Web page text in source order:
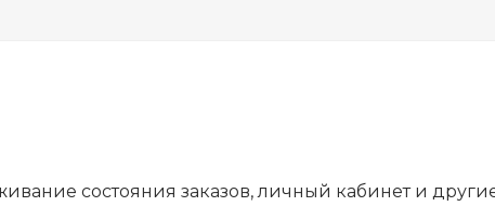
состояния заказов, личный кабинет и